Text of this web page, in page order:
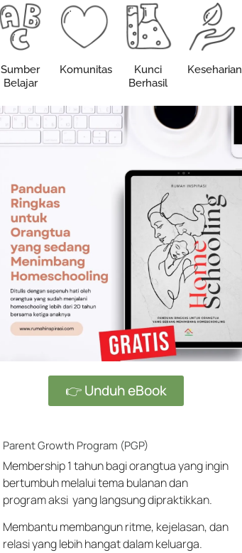
Sumber
Belajar
Komunitas
Kunci
Berhasil
Keseharian
👉 Unduh eBook
Parent Growth Program (PGP)
Membership 1 tahun bagi orangtua yang ingin
bertumbuh melalui tema bulanan dan
program aksi yang langsung dipraktikkan.
Membantu membangun ritme, kejelasan, dan
relasi yang lebih hangat dalam keluarga.